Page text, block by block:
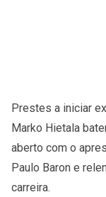
Prestes a iniciar
Marko Hietala
aberto com o
Paulo Baron e
carreira.